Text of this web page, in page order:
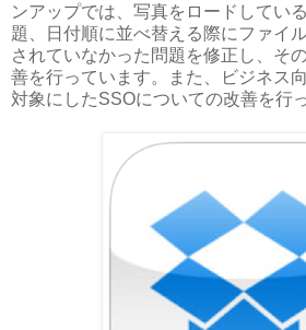
ンアップでは、写真をロードしてい
題、日付順に並べ替える際にファイ
されていなかった問題を修正し、そ
善を行っています。また、ビジネス
対象にしたSSOについての改善を行